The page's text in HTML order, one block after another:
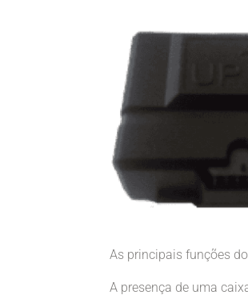
As principais funções do
A presença de uma